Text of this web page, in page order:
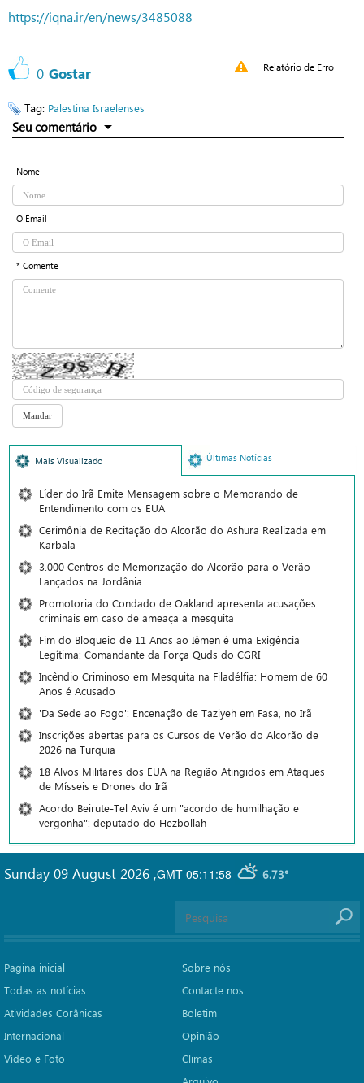
https://iqna.ir/en/news/3485088
0 Gostar Relatório de Erro
Tag: Palestina Israelenses
Seu comentário
Nome
O Email
* Comente
Mais Visualizado Últimas Notícias
Líder do Irã Emite Mensagem sobre o Memorando de
Entendimento com os EUA
Cerimônia de Recitação do Alcorão do Ashura Realizada em
Karbala
3.000 Centros de Memorização do Alcorão para o Verão
Lançados na Jordânia
Promotoria do Condado de Oakland apresenta acusações
criminais em caso de ameaça a mesquita
Fim do Bloqueio de 11 Anos ao Iêmen é uma Exigência
Legítima: Comandante da Força Quds do CGRI
Incêndio Criminoso em Mesquita na Filadélfia: Homem de 60
Anos é Acusado
'Da Sede ao Fogo': Encenação de Taziyeh em Fasa, no Irã
Inscrições abertas para os Cursos de Verão do Alcorão de
2026 na Turquia
18 Alvos Militares dos EUA na Região Atingidos em Ataques
de Mísseis e Drones do Irã
Acordo Beirute-Tel Aviv é um "acordo de humilhação e
vergonha": deputado do Hezbollah
GMT-05:11:58 6.73°
Sunday 09 August 2026 ,
Pagina inicial
Todas as notícias
Atividades Corânicas
Internacional
Vídeo e Foto
Sobre nós
Contacte nos
Boletim
Opinião
Climas